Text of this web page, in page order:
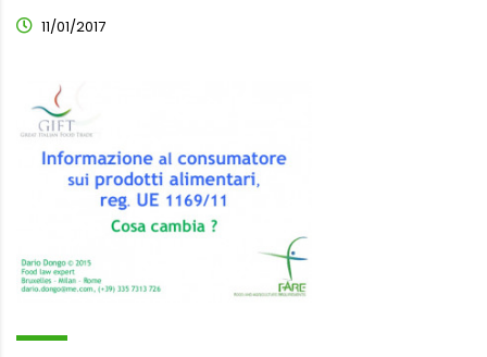
11/01/2017